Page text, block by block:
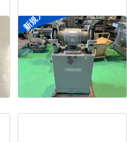
新規入荷
両頭グラインダー
メーカー 淀川電機
形 FG-255T
式